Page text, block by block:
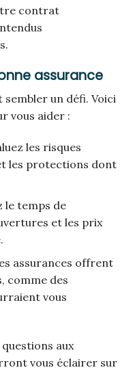
contrat
assurance
sembler un défi. Voici
vous aider :
les risques
les protections dont
le temps de
et les prix
assurances offrent
comme des
vous
aux
vous éclairer sur